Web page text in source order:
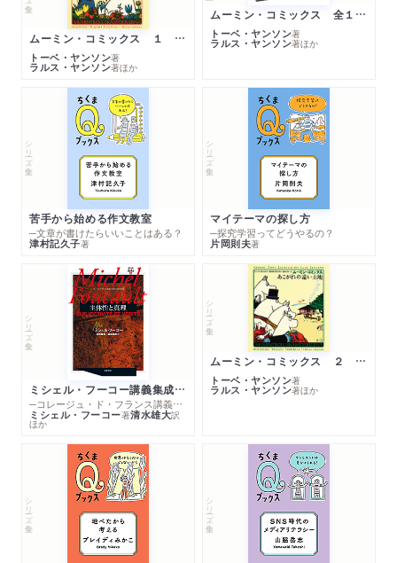
ムーミン・コミックス １ 黄金のしっぽ
トーベ・ヤンソン著
ラルス・ヤンソン著ほか
ムーミン・コミックス 全１４巻セット
トーベ・ヤンソン著
ラルス・ヤンソン著ほか
シリーズ・全集
苦手から始める作文教室
─文章が書けたらいいことはある？
津村記久子著
シリーズ・全集
マイテーマの探し方
─探究学習ってどうやるの？
片岡則夫著
シリーズ・全集
ミシェル・フーコー講義集成１０ 主体性と真理
─コレージュ・ド・フランス講義１９８０－１９８１年度
ミシェル・フーコー著清水雄大訳
ほか
シリーズ・全集
ムーミン・コミックス ２ あこがれの遠い土地
トーベ・ヤンソン著
ラルス・ヤンソン著ほか
シリーズ・全集 シリーズ・全集